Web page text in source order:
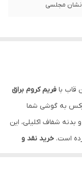
نشان مجلسی
قاب با فریم کروم براق
به گوشی شما
شفاف اکلیلی، این
است. خرید نقد و